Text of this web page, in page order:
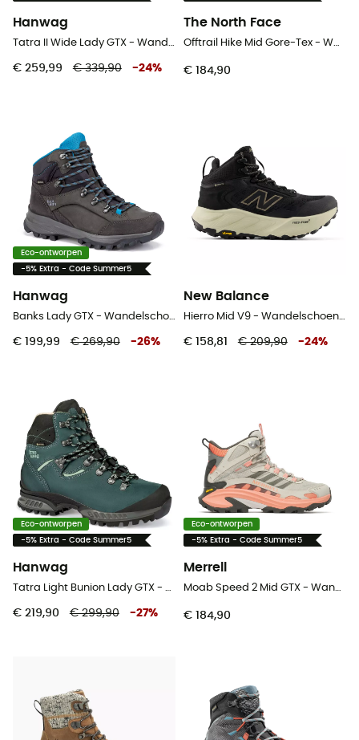
Hanwag
Tatra II Wide Lady GTX - Wandelschoenen - Dames
€ 259,99 € 339,90 -24%
The North Face
Offtrail Hike Mid Gore-Tex - Wandelschoenen - Dames
€ 184,90
Eco-ontworpen
-5% Extra - Code Summer5
Hanwag
€ 199,99 € 269,90 -26%
New Balance
€ 158,81 € 209,90 -24%
Eco-ontworpen
-5% Extra - Code Summer5
Hanwag
€ 219,90 € 299,90 -27%
Eco-ontworpen
-5% Extra - Code Summer5
Merrell
€ 184,90